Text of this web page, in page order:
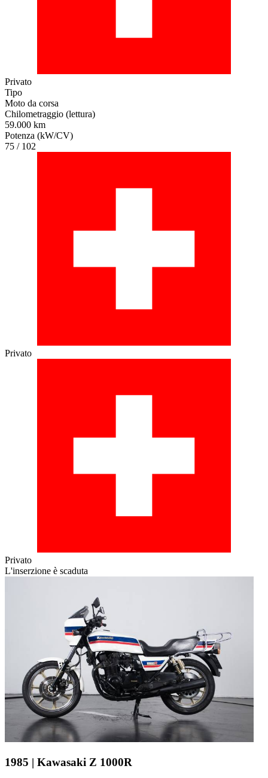
Privato
Tipo
Moto da corsa
Chilometraggio (lettura)
59.000 km
Potenza (kW/CV)
75 / 102
Privato
Privato
L'inserzione è scaduta
1985 | Kawasaki Z 1000R